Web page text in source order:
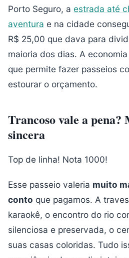
Porto Seguro, a estrada até
aventura e na cidade
R$ 25,00 que dava para
maioria dos dias. A
que permite fazer passeios
estourar o orçamento.
Trancoso vale a
sincera
Top de linha! Nota 1000!
Esse passeio valeria muito
conto que pagamos. A
karaokê, o encontro do rio
silenciosa e preservada, o
suas casas coloridas. Tudo